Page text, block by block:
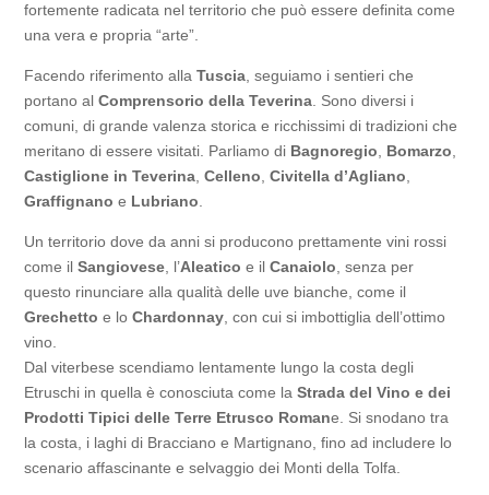
fortemente radicata nel territorio che può essere definita come
una vera e propria “arte”.
Facendo riferimento allaTuscia , seguiamo i sentieri che
portano alComprensorio della Teverina . Sono diversi i
comuni, di grande valenza storica e ricchissimi di tradizioni che
meritano di essere visitati. Parliamo di Bagnoregio Bomarzo
Castiglione in Teverina ,Celleno ,Civitella d’Agliano
Graffignano e Lubriano
Un territorio dove da anni si producono prettamente vini rossi
come ilSangiovese , l’Aleatico e ilCanaiolo , senza per
questo rinunciare alla qualità delle uve bianche, come il
Grechetto e loChardonnay , con cui si imbottiglia dell’ottimo
vino.
Dal viterbese scendiamo lentamente lungo la costa degli
Etruschi in quella è conosciuta come laStrada del Vino e dei
Prodotti Tipici delle Terre Etrusco Romane. Si snodano tra
la costa, i laghi di Bracciano e Martignano, fino ad includere lo
scenario affascinante e selvaggio dei Monti della Tolfa.